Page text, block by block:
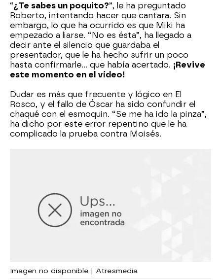
“¿Te sabes un poquito?”, le ha preguntado
Roberto, intentando hacer que cantara. Sin
embargo, lo que ha ocurrido es que Miki ha
empezado a liarse. “No es ésta”, ha llegado a
decir ante el silencio que guardaba el
presentador, que le ha hecho sufrir un poco
hasta confirmarle… que había acertado. ¡Revive
este momento en el vídeo!
Dudar es más que frecuente y lógico en El
Rosco, y el fallo de Óscar ha sido confundir el
chaqué con el esmoquin. “Se me ha ido la pinza”,
ha dicho por este error repentino que le ha
complicado la prueba contra Moisés.
Imagen no disponible | Atresmedia